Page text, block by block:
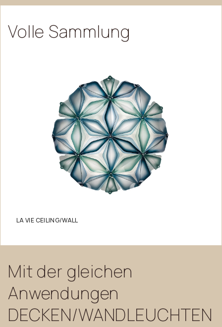
Volle Sammlung
LA VIE CEILING/WALL
Mit der gleichen
Anwendungen
DECKEN/WANDLEUCHTEN